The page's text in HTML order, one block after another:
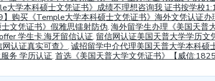
学本科硕士文凭证书》成绩不理想咨询我 证书按学校
购买《Temple大学本科硕士文凭证书》海外文凭认证办
文凭证书》假雅思镭射防伪, 海外留学生办理《美国天普
学生卡.海牙留信认证, 留信网认证美国天普大学学历文
认证真实可查》
, 诚招留学中介代理美国天普大学本科硕
务 学历认证, 首选《美国天普大学文凭证书》【威信